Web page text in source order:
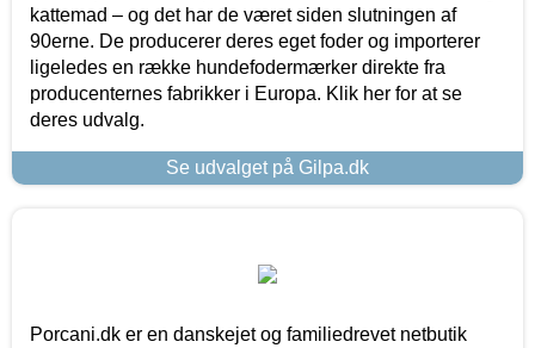
kattemad – og det har de været siden slutningen af
90erne. De producerer deres eget foder og importerer
ligeledes en række hundefodermærker direkte fra
producenternes fabrikker i Europa. Klik her for at se
deres udvalg.
Se udvalget på Gilpa.dk
Porcani.dk er en danskejet og familiedrevet netbutik